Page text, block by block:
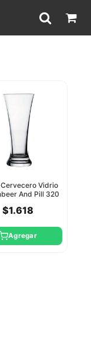
Vidrio
And Pill 320
$1.618
Agregar